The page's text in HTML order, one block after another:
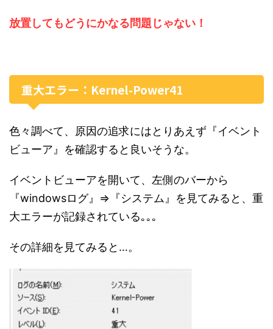
放置してもどうにかなる問題じゃない！
重大エラー：Kernel-Power41
色々調べて、原因の追求にはとりあえず『イベント
ビューア』を確認すると良いそうな。
イベントビューアを開いて、左側のバーから
『windowsログ』⇒『システム』を見てみると、重
大エラーが記録されている｡｡｡
その詳細を見てみると…。